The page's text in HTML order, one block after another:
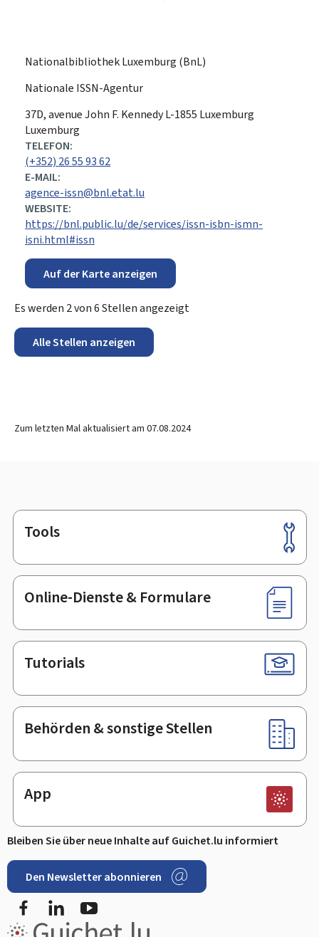
Nationalbibliothek Luxemburg (BnL)
Nationale ISSN-Agentur
ADRESSE:
37D, avenue John F. KennedyL-1855 Luxemburg
Luxemburg
TELEFON:
(+352) 26 55 93 62
E-MAIL:
agence-issn@bnl.etat.lu
WEBSITE:
https://bnl.public.lu/de/services/issn-isbn-ismn-
isni.html#issn
Auf der Karte anzeigen
Es werden 2von6Stellen angezeigt
Alle Stellen anzeigen
Zum letzten Mal aktualisiert am 07.08.2024
Footer
Tools
Online-Dienste & Formulare
Tutorials
Behörden & sonstige Stellen
App
Bleiben Sie über neue Inhalte auf Guichet.lu informiert
Den Newsletter abonnieren
FacebookLinkedIn